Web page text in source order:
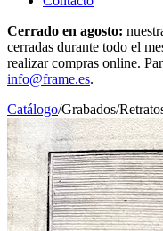
Cerrado en agosto:
cerradas durante todo el
realizar compras online.
info@frame.es.
Catálogo/Grabados/